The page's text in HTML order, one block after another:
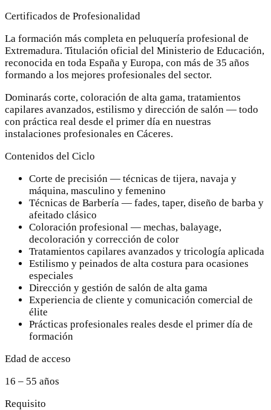
Certificados de Profesionalidad
La formación más completa en peluquería profesional de
Extremadura. Titulación oficial del Ministerio de Educación,
reconocida en toda España y Europa, con más de 35 años
formando a los mejores profesionales del sector.
Dominarás corte, coloración de alta gama, tratamientos
capilares avanzados, estilismo y dirección de salón — todo
con práctica real desde el primer día en nuestras
instalaciones profesionales en Cáceres.
Contenidos del Ciclo
Corte de precisión — técnicas de tijera, navaja y
máquina, masculino y femenino
Técnicas de Barbería — fades, taper, diseño de barba y
afeitado clásico
Coloración profesional — mechas, balayage,
decoloración y corrección de color
Tratamientos capilares avanzados y tricología aplicada
Estilismo y peinados de alta costura para ocasiones
especiales
Dirección y gestión de salón de alta gama
Experiencia de cliente y comunicación comercial de
élite
Prácticas profesionales reales desde el primer día de
formación
Edad de acceso
16 – 55 años
Requisito